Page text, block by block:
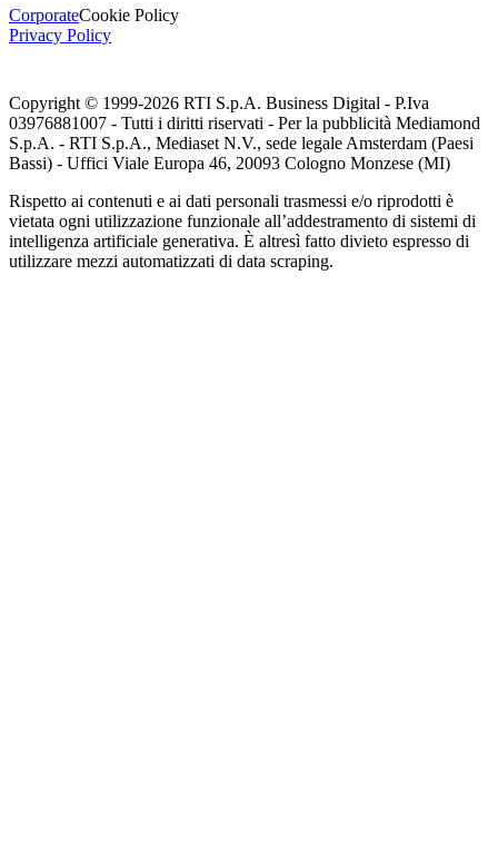
CorporateCookie Policy
Privacy Policy
Copyright © 1999-2026 RTI S.p.A. Business Digital - P.Iva
03976881007 - Tutti i diritti riservati - Per la pubblicità Mediamond
S.p.A. - RTI S.p.A., Mediaset N.V., sede legale Amsterdam (Paesi
Bassi) - Uffici Viale Europa 46, 20093 Cologno Monzese (MI)
Rispetto ai contenuti e ai dati personali trasmessi e/o riprodotti è
vietata ogni utilizzazione funzionale all’addestramento di sistemi di
intelligenza artificiale generativa. È altresì fatto divieto espresso di
utilizzare mezzi automatizzati di data scraping.